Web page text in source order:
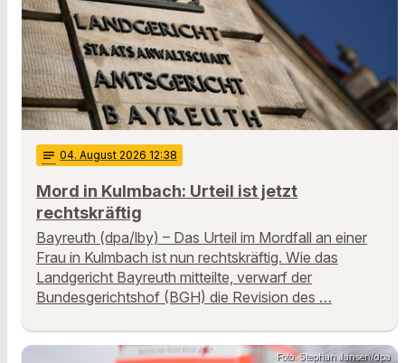
notes 04. August 2026 12:38
Mord in Kulmbach: Urteil ist jetzt
rechtskräftig
Bayreuth (dpa/lby) – Das Urteil im Mordfall an einer
Frau in Kulmbach ist nun rechtskräftig. Wie das
Landgericht Bayreuth mitteilte, verwarf der
Bundesgerichtshof (BGH) die Revision des …
Foto: Stephan Jansen/dpa